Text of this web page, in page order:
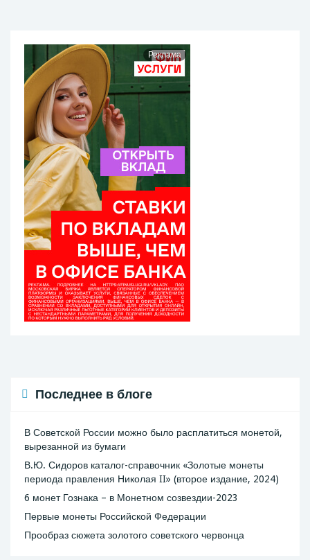
Реклама
Последнее в блоге
В Советской России можно было расплатиться монетой,
вырезанной из бумаги
В.Ю. Сидоров каталог-справочник «Золотые монеты
периода правления Николая II» (второе издание, 2024)
6 монет Гознака – в Монетном созвездии-2023
Первые монеты Российской Федерации
Прообраз сюжета золотого советского червонца